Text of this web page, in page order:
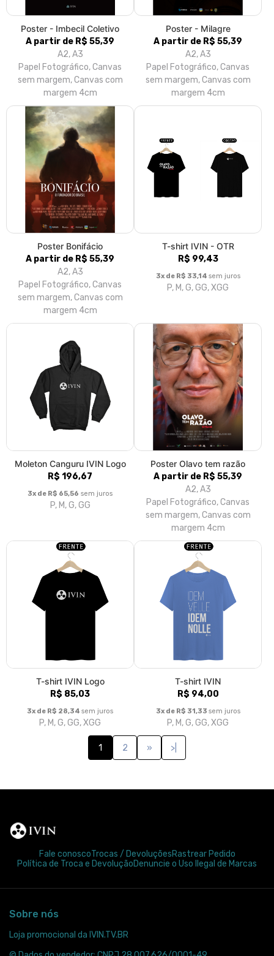
Poster - Imbecil Coletivo
A partir de R$ 55,39
A2, A3
Papel Fotográfico, Canvas
sem margem, Canvas com
margem 4cm
Poster - Milagre
A partir de R$ 55,39
A2, A3
Papel Fotográfico, Canvas
sem margem, Canvas com
margem 4cm
Poster Bonifácio
A partir de R$ 55,39
A2, A3
Papel Fotográfico, Canvas
sem margem, Canvas com
margem 4cm
T-shirt IVIN - OTR
R$ 99,43
3x de R$ 33,14 sem juros
P, M, G, GG, XGG
Moleton Canguru IVIN Logo
R$ 196,67
3x de R$ 65,56 sem juros
P, M, G, GG
Poster Olavo tem razão
A partir de R$ 55,39
A2, A3
Papel Fotográfico, Canvas
sem margem, Canvas com
margem 4cm
T-shirt IVIN Logo
R$ 85,03
3x de R$ 28,34 sem juros
P, M, G, GG, XGG
T-shirt IVIN
R$ 94,00
3x de R$ 31,33 sem juros
P, M, G, GG, XGG
1 2 » >|
Fale conoscoTrocas / DevoluçõesRastrear Pedido
Política de Troca e DevoluçãoDenuncie o Uso Ilegal de Marcas
Sobre nós
Loja promocional da IVIN.TV.BR